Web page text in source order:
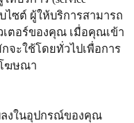
ไซต์ ผู้ให้บริการสามารถ
ตอร์ของคุณ เมื่อคุณเข้า
จะใช้โดยทั่วไปเพื่อการ
โฆษณา
ลงในอุปกรณ์ของคุณ